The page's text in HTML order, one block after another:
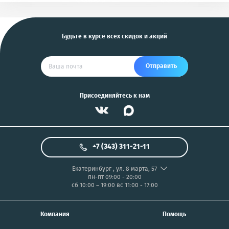
Будьте в курсе всех скидок и акций
Отправить
Присоединяйтесь к нам
Помощь
Компания
+7 (343) 311-21-11
Екатеринбург, ул. 8 марта, 57
пн-пт 09:00 - 20:00
сб 10:00 – 19:00 вс 11:00 - 17:00